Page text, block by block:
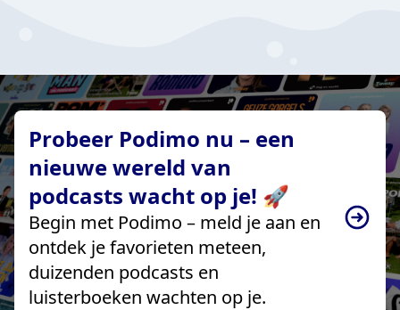
Probeer Podimo nu – een
nieuwe wereld van
podcasts wacht op je! 🚀
Begin met Podimo – meld je aan en
ontdek je favorieten meteen,
duizenden podcasts en
luisterboeken wachten op je.